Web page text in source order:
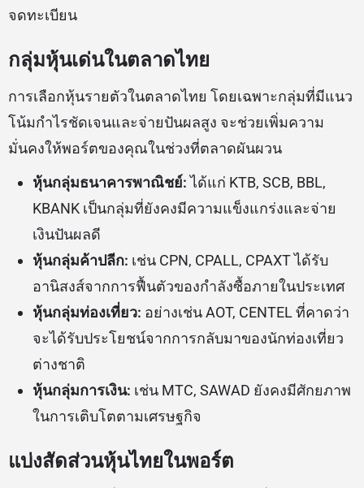
จดทะเบียน
กลุ่มหุ้นเด่นในตลาดไทย
การเลือกหุ้นรายตัวในตลาดไทย โดยเฉพาะกลุ่มที่มีแนว
โน้มกำไรชัดเจนและจ่ายปันผลสูง จะช่วยเพิ่มความ
มั่นคงให้พอร์ตของคุณในช่วงที่ตลาดผันผวน
หุ้นกลุ่มธนาคารพาณิชย์:ได้แก่ KTB, SCB, BBL,
KBANK เป็นกลุ่มที่ยังคงมีความแข็งแกร่งและจ่าย
เงินปันผลดี
หุ้นกลุ่มค้าปลีก: เช่น CPN, CPALL, CPAXT ได้รับ
อานิสงส์จากการฟื้นตัวของกำลังซื้อภายในประเทศ
หุ้นกลุ่มท่องเที่ยว: อย่างเช่น AOT, CENTEL ที่คาดว่า
จะได้รับประโยชน์จากการกลับมาของนักท่องเที่ยว
ต่างชาติ
หุ้นกลุ่มการเงิน: เช่น MTC, SAWAD ยังคงมีศักยภาพ
ในการเติบโตตามเศรษฐกิจ
แบ่งสัดส่วนหุ้นไทยในพอร์ต